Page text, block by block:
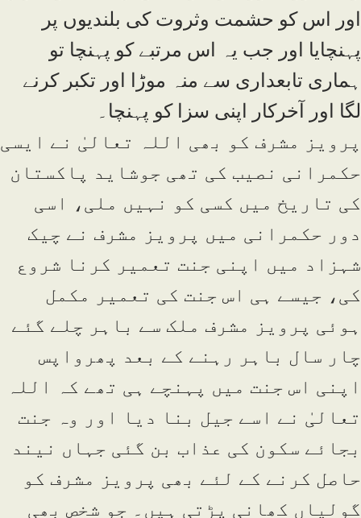
اور اس کو حشمت وثروت کی بلندیوں پر
پہنچایا اور جب یہ اس مرتبے کو پہنچا تو
ہماری تابعداری سے منہ موڑا اور تکبر کرنے
لگا اور آخرکار اپنی سزا کو پہنچا۔
پرویز مشرف کو بھی اللہ تعالیٰ نے ایسی
حکمرانی نصیب کی تھی جوشاید پاکستان
کی تاریخ میں کسی کو نہیں ملی، اسی
دور حکمرانی میں پرویز مشرف نے چیک
شہزاد میں اپنی جنت تعمیر کرنا شروع
کی، جیسے ہی اس جنت کی تعمیر مکمل
ہوئی پرویز مشرف ملک سے باہر چلے گئے
چار سال باہر رہنے کے بعد پھرواپس
اپنی اس جنت میں پہنچے ہی تھے کہ اللہ
تعالیٰ نے اسے جیل بنا دیا اور وہ جنت
بجائے سکون کی عذاب بن گئی جہاں نیند
حاصل کرنے کے لئے بھی پرویز مشرف کو
گولیاں کھانی پڑتی ہیں۔ جو شخص بھی